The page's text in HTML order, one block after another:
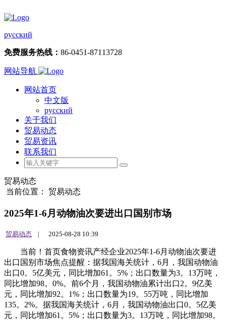
русский
免费服务热线： 86-0451-87113728
网站导航
网站首页
中文版
русский
关于我们
贸易动态
贸易资讯
联系我们
贸易动态
当前位置： 贸易动态
2025年1-6月动物油次要进出口国别市场
贸易动态 | 2025-08-28 10:39
当前！首页食物资讯产经企业2025年1-6月动物油次要进
出口国别市场焦点提醒：据我国海关统计，6月，我国动物油
出口0。5亿美元，同比增加61。5%；出口数量为3。13万吨，
同比增加98。0%。前6个月，我国动物油累计出口2。9亿美
元，同比增加92。1%；出口数量为19。55万吨，同比增加
135。2%。据我国海关统计，6月，我国动物油出口0。5亿美
元，同比增加61。5%；出口数量为3。13万吨，同比增加98。